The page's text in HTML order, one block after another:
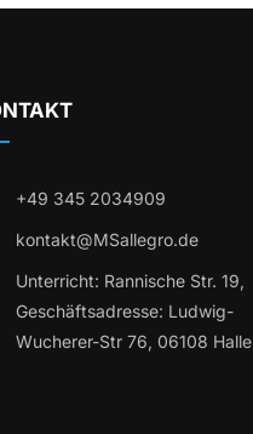
+49 345 2034909
kontakt@MSallegro.de
Unterricht: Rannische Str. 19,
Geschäftsadresse: Ludwig-
Wucherer-Str 76, 06108 Halle